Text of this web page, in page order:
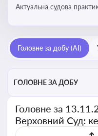
Актуальна судова
Головне за добу (AI)
ГОЛОВНЕ ЗА ДОБУ
Головне за
Верховний Суд: